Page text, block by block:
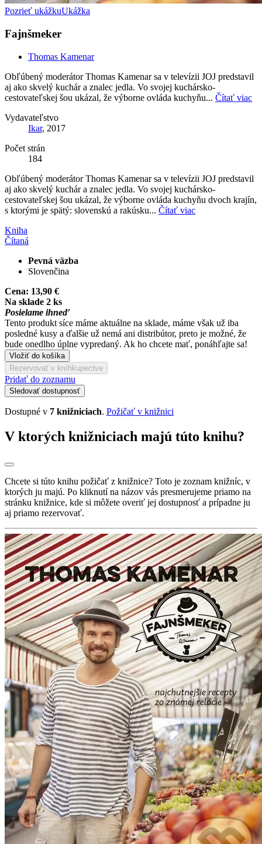
Pozrieť ukážkuUkážka
Fajnšmeker
Thomas Kamenar
Obľúbený moderátor Thomas Kamenar sa v televízii JOJ predstavil
aj ako skvelý kuchár a znalec jedla. Vo svojej kuchársko-
cestovateľskej šou ukázal, že výborne ovláda kuchyňu... Čítať viac
Vydavateľstvo
Ikar, 2017
Počet strán
184
Obľúbený moderátor Thomas Kamenar sa v televízii JOJ predstavil
aj ako skvelý kuchár a znalec jedla. Vo svojej kuchársko-
cestovateľskej šou ukázal, že výborne ovláda kuchyňu dvoch krajín,
s ktorými je spätý: slovenskú a rakúsku... Čítať viac
Kniha
Čítaná
Pevná väzba
Slovenčina
Cena: 13,90 €
Na sklade 2 ks
Posielame ihneď
Tento produkt síce máme aktuálne na sklade, máme však už iba
posledné kusy a ďalšie už nemá ani distribútor, preto je možné, že
bude onedlho úplne vypredaný. Ak ho chcete mať, ponáhľajte sa!
Vložiť do košíka
Rezervovať v kníhkupectve
Pridať do zoznamu
Sledovať dostupnosť
Dostupné v 7 knižniciach. Požičať v knižnici
V ktorých knižniciach majú túto knihu?
Chcete si túto knihu požičať z knižnice? Toto je zoznam knižníc, v
ktorých ju majú. Po kliknutí na názov vás presmerujeme priamo na
stránku knižnice, kde si môžete overiť jej dostupnosť a prípadne ju
aj priamo rezervovať.